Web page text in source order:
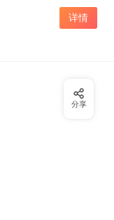
详情
分享